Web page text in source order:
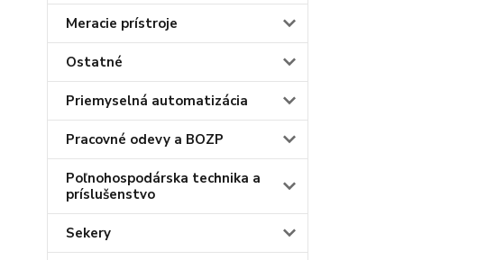
Meracie prístroje
Ostatné
Priemyselná automatizácia
Pracovné odevy a BOZP
Poľnohospodárska technika a
príslušenstvo
Sekery